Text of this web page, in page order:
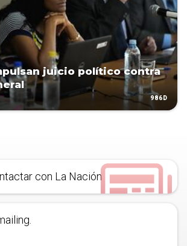
juicio político contra
986D
con La Nación